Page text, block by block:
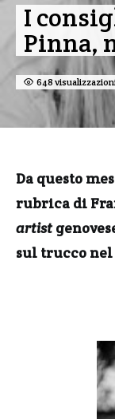
I
Pinna,
648
Da questo
rubrica di
artist
sul trucco nel